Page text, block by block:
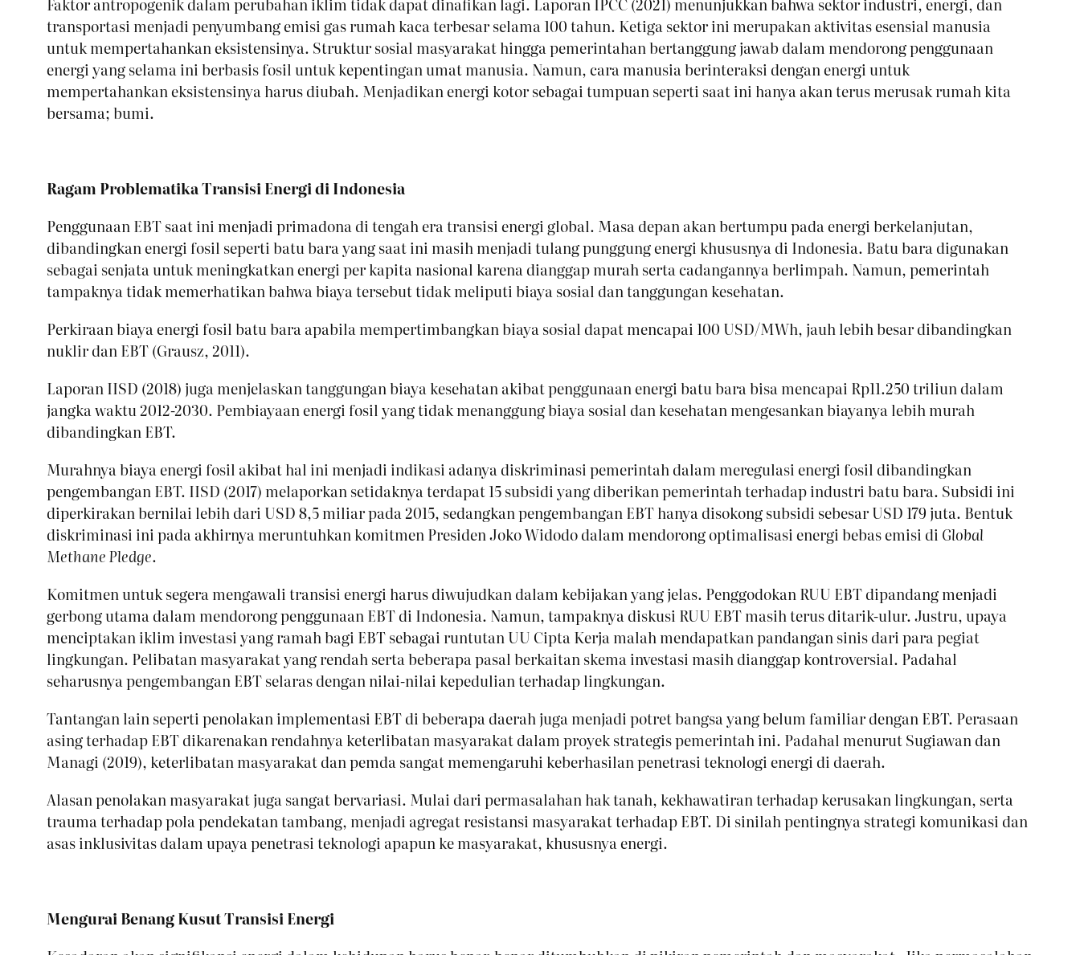
Faktor antropogenik dalam perubahan iklim tidak dapat dinafikan lagi. Laporan IPCC (2021) menunjukkan bahwa sektor industri, energi, dan
transportasi menjadi penyumbang emisi gas rumah kaca terbesar selama 100 tahun. Ketiga sektor ini merupakan aktivitas esensial manusia
untuk mempertahankan eksistensinya. Struktur sosial masyarakat hingga pemerintahan bertanggung jawab dalam mendorong penggunaan
energi yang selama ini berbasis fosil untuk kepentingan umat manusia. Namun, cara manusia berinteraksi dengan energi untuk
mempertahankan eksistensinya harus diubah. Menjadikan energi kotor sebagai tumpuan seperti saat ini hanya akan terus merusak rumah kita
bersama; bumi.
Ragam Problematika Transisi Energi di Indonesia
Penggunaan EBT saat ini menjadi primadona di tengah era transisi energi global. Masa depan akan bertumpu pada energi berkelanjutan,
dibandingkan energi fosil seperti batu bara yang saat ini masih menjadi tulang punggung energi khususnya di Indonesia. Batu bara digunakan
sebagai senjata untuk meningkatkan energi per kapita nasional karena dianggap murah serta cadangannya berlimpah. Namun, pemerintah
tampaknya tidak memerhatikan bahwa biaya tersebut tidak meliputi biaya sosial dan tanggungan kesehatan.
Perkiraan biaya energi fosil batu bara apabila mempertimbangkan biaya sosial dapat mencapai 100 USD/MWh, jauh lebih besar dibandingkan
nuklir dan EBT (Grausz, 2011).
Laporan IISD (2018) juga menjelaskan tanggungan biaya kesehatan akibat penggunaan energi batu bara bisa mencapai Rp11.250 triliun dalam
jangka waktu 2012-2030. Pembiayaan energi fosil yang tidak menanggung biaya sosial dan kesehatan mengesankan biayanya lebih murah
dibandingkan EBT.
Murahnya biaya energi fosil akibat hal ini menjadi indikasi adanya diskriminasi pemerintah dalam meregulasi energi fosil dibandingkan
pengembangan EBT. IISD (2017) melaporkan setidaknya terdapat 15 subsidi yang diberikan pemerintah terhadap industri batu bara. Subsidi ini
diperkirakan bernilai lebih dari USD 8,5 miliar pada 2015, sedangkan pengembangan EBT hanya disokong subsidi sebesar USD 179 juta. Bentuk
diskriminasi ini pada akhirnya meruntuhkan komitmen Presiden Joko Widodo dalam mendorong optimalisasi energi bebas emisi di Global
Methane Pledge.
Komitmen untuk segera mengawali transisi energi harus diwujudkan dalam kebijakan yang jelas. Penggodokan RUU EBT dipandang menjadi
gerbong utama dalam mendorong penggunaan EBT di Indonesia. Namun, tampaknya diskusi RUU EBT masih terus ditarik-ulur. Justru, upaya
menciptakan iklim investasi yang ramah bagi EBT sebagai runtutan UU Cipta Kerja malah mendapatkan pandangan sinis dari para pegiat
lingkungan. Pelibatan masyarakat yang rendah serta beberapa pasal berkaitan skema investasi masih dianggap kontroversial. Padahal
seharusnya pengembangan EBT selaras dengan nilai-nilai kepedulian terhadap lingkungan.
Tantangan lain seperti penolakan implementasi EBT di beberapa daerah juga menjadi potret bangsa yang belum familiar dengan EBT. Perasaan
asing terhadap EBT dikarenakan rendahnya keterlibatan masyarakat dalam proyek strategis pemerintah ini. Padahal menurut Sugiawan dan
Managi (2019), keterlibatan masyarakat dan pemda sangat memengaruhi keberhasilan penetrasi teknologi energi di daerah.
Alasan penolakan masyarakat juga sangat bervariasi. Mulai dari permasalahan hak tanah, kekhawatiran terhadap kerusakan lingkungan, serta
trauma terhadap pola pendekatan tambang, menjadi agregat resistansi masyarakat terhadap EBT. Di sinilah pentingnya strategi komunikasi dan
asas inklusivitas dalam upaya penetrasi teknologi apapun ke masyarakat, khususnya energi.
Mengurai Benang Kusut Transisi Energi